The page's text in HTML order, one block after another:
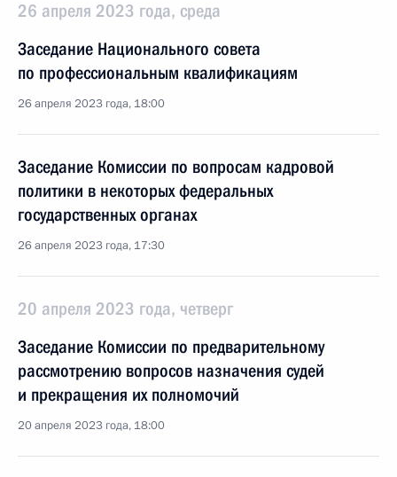
26 апреля 2023 года, среда
Заседание Национального совета
по профессиональным квалификациям
26 апреля 2023 года, 18:00
Заседание Комиссии по вопросам кадровой
политики в некоторых федеральных
государственных органах
26 апреля 2023 года, 17:30
20 апреля 2023 года, четверг
Заседание Комиссии по предварительному
рассмотрению вопросов назначения судей
и прекращения их полномочий
20 апреля 2023 года, 18:00